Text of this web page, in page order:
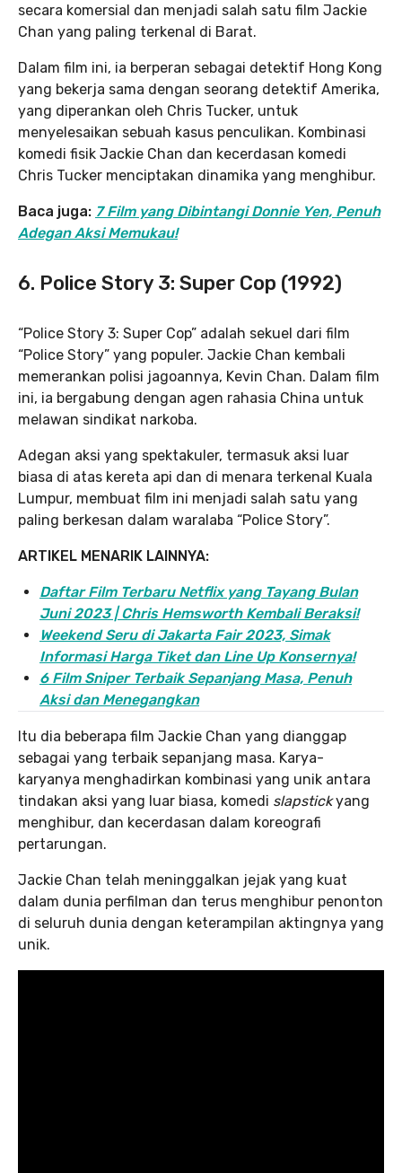
secara komersial dan menjadi salah satu film Jackie
Chan yang paling terkenal di Barat.
Dalam film ini, ia berperan sebagai detektif Hong Kong
yang bekerja sama dengan seorang detektif Amerika,
yang diperankan oleh Chris Tucker, untuk
menyelesaikan sebuah kasus penculikan. Kombinasi
komedi fisik Jackie Chan dan kecerdasan komedi
Chris Tucker menciptakan dinamika yang menghibur.
Baca juga: 7 Film yang Dibintangi Donnie Yen, Penuh
Adegan Aksi Memukau!
6. Police Story 3: Super Cop (1992)
“Police Story 3: Super Cop” adalah sekuel dari film
“Police Story” yang populer. Jackie Chan kembali
memerankan polisi jagoannya, Kevin Chan. Dalam film
ini, ia bergabung dengan agen rahasia China untuk
melawan sindikat narkoba.
Adegan aksi yang spektakuler, termasuk aksi luar
biasa di atas kereta api dan di menara terkenal Kuala
Lumpur, membuat film ini menjadi salah satu yang
paling berkesan dalam waralaba “Police Story”.
ARTIKEL MENARIK LAINNYA:
Daftar Film Terbaru Netflix yang Tayang Bulan
Juni 2023 | Chris Hemsworth Kembali Beraksi!
Weekend Seru di Jakarta Fair 2023, Simak
Informasi Harga Tiket dan Line Up Konsernya!
6 Film Sniper Terbaik Sepanjang Masa, Penuh
Aksi dan Menegangkan
Itu dia beberapa film Jackie Chan yang dianggap
sebagai yang terbaik sepanjang masa. Karya-
karyanya menghadirkan kombinasi yang unik antara
tindakan aksi yang luar biasa, komedi slapstickyang
menghibur, dan kecerdasan dalam koreografi
pertarungan.
Jackie Chan telah meninggalkan jejak yang kuat
dalam dunia perfilman dan terus menghibur penonton
di seluruh dunia dengan keterampilan aktingnya yang
unik.